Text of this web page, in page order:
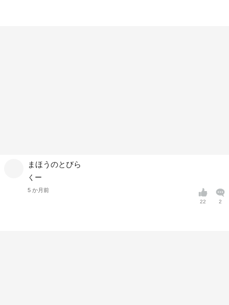
まほうのとびら
くー
5 か月前
22 2